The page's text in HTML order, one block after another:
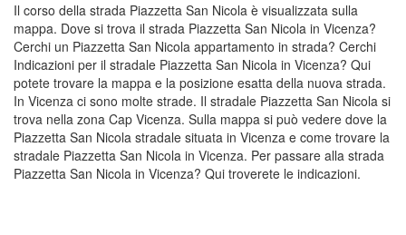
Il corso della strada Piazzetta San Nicola è visualizzata sulla
mappa. Dove si trova il strada Piazzetta San Nicola in Vicenza?
Cerchi un Piazzetta San Nicola appartamento in strada? Cerchi
Indicazioni per il stradale Piazzetta San Nicola in Vicenza? Qui
potete trovare la mappa e la posizione esatta della nuova strada.
In Vicenza ci sono molte strade. Il stradale Piazzetta San Nicola si
trova nella zona Cap Vicenza. Sulla mappa si può vedere dove la
Piazzetta San Nicola stradale situata in Vicenza e come trovare la
stradale Piazzetta San Nicola in Vicenza. Per passare alla strada
Piazzetta San Nicola in Vicenza? Qui troverete le indicazioni.